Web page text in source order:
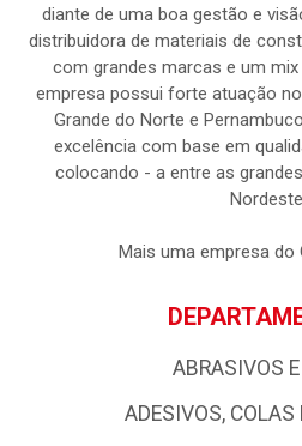
diante de uma boa gestão e
distribuidora de materiais de
com grandes marcas e um
empresa possui forte atuação
Grande do Norte e
excelência com base em
colocando - a entre as
Mais uma empresa do
ABRASIVOS E
ADESIVOS, COLAS